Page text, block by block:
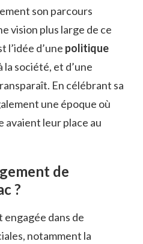
son parcours
vision plus large de ce
l’idée d’une politique
la société, et d’une
En célébrant sa
une époque où
avaient leur place au
de
?
engagée dans de
notamment la